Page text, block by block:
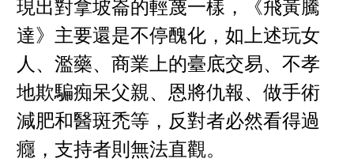
現出對拿坡崙的輕蔑一樣，《飛黃騰
達》主要還是不停醜化，如上述玩女
人、濫藥、商業上的臺底交易、不孝
地欺騙痴呆父親、恩將仇報、做手術
減肥和醫斑禿等，反對者必然看得過
癮，支持者則無法直觀。